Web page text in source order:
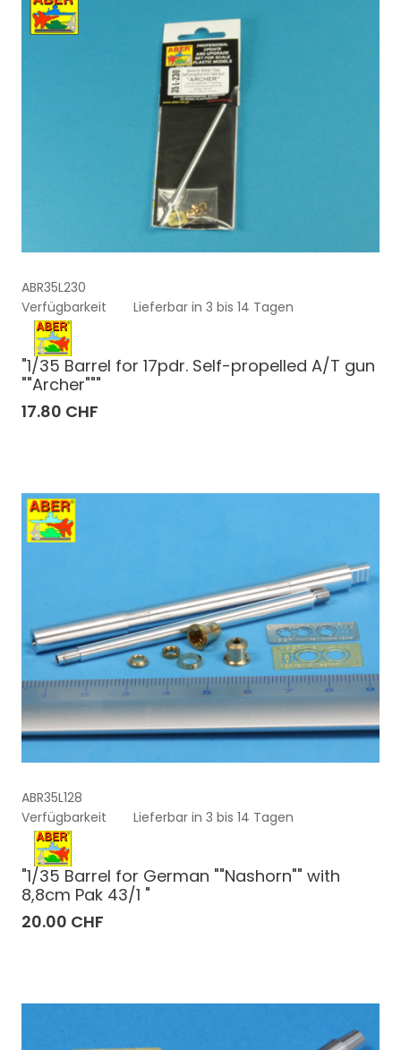
ABR35L230
Verfügbarkeit
Lieferbar in 3 bis 14 Tagen
"1/35 Barrel for 17pdr. Self-propelled A/T gun
""Archer"""
17.80 CHF
ABR35L128
Verfügbarkeit
Lieferbar in 3 bis 14 Tagen
"1/35 Barrel for German ""Nashorn"" with
8,8cm Pak 43/1 "
20.00 CHF